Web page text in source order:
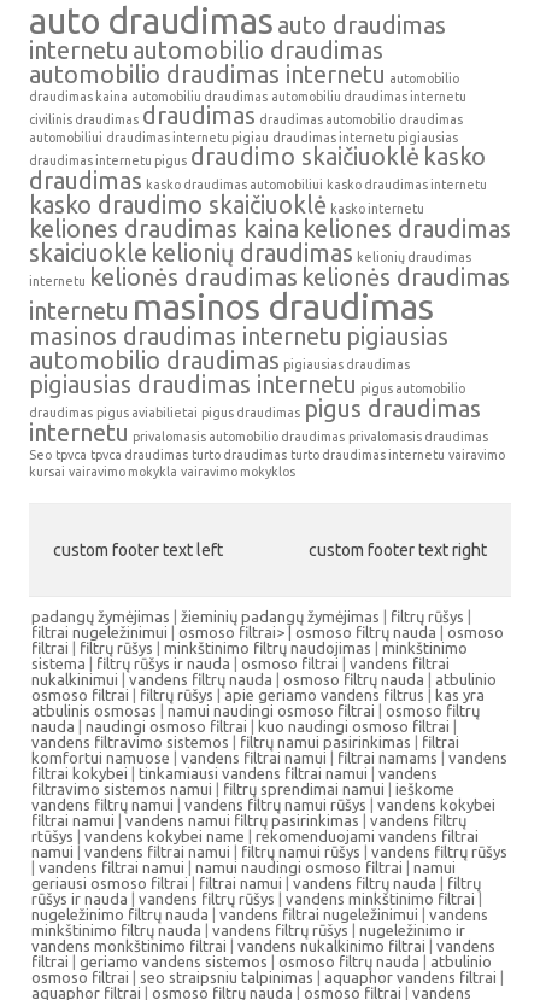
auto draudimas auto draudimas
internetu automobilio draudimas
automobilio draudimas internetu automobilio
draudimas kaina automobiliu draudimas automobiliu draudimas internetu
civilinis draudimas draudimas draudimas automobilio draudimas
automobiliui draudimas internetu pigiau draudimas internetu pigiausias
draudimas internetu pigus draudimo skaičiuoklė kasko
draudimas kasko draudimas automobiliui kasko draudimas internetu
kasko draudimo skaičiuoklė kasko internetu
keliones draudimas kaina keliones draudimas
skaiciuokle kelionių draudimas kelionių draudimas
internetu
kelionės draudimas kelionės draudimas
internetu masinos draudimas
masinos draudimas internetu pigiausias
automobilio draudimas pigiausias draudimas
pigiausias draudimas internetu pigus automobilio
draudimas pigus aviabilietai pigus draudimas pigus draudimas
internetu privalomasis automobilio draudimas privalomasis draudimas
Seo tpvca tpvca draudimas turto draudimas turto draudimas internetu vairavimo
kursai vairavimo mokykla vairavimo mokyklos
custom footer text left custom footer text right
padangų žymėjimas žieminių padangų žymėjimas filtrų rūšys
filtrai nugeležinimui
osmoso filtrai> | osmoso filtrų nauda
osmoso
filtrai
filtrų rūšys minkštinimo filtrų naudojimas
minkštinimo
sistema
filtrų rūšys ir nauda osmoso filtrai
vandens filtrai
nukalkinimui
vandens filtrų nauda osmoso filtrų nauda
atbulinio
osmoso filtrai
filtrų rūšys apie geriamo vandens filtrus
kas yra
atbulinis osmosas
namui naudingi osmoso filtrai
osmoso filtrų
nauda
naudingi osmoso filtrai kuo naudingi osmoso filtrai
vandens filtravimo sistemos
filtrų namui pasirinkimas
filtrai
komfortui namuose
vandens filtrai namui filtrai namams
vandens
filtrai kokybei
tinkamiausi vandens filtrai namui
vandens
filtravimo sistemos namui
filtrų sprendimai namui
ieškome
vandens filtrų namui
vandens filtrų namui rūšys
vandens kokybei
filtrai namui
vandens namui filtrų pasirinkimas
vandens filtrų
rtūšys
vandens kokybei name
rekomenduojami vandens filtrai
namui
vandens filtrai namui filtrų namui rūšys
vandens filtrų rūšys
vandens filtrai namui namui naudingi osmoso filtrai
namui
geriausi osmoso filtrai
filtrai namui vandens filtrų nauda
filtrų
rūšys ir nauda
vandens filtrų rūšys vandens minkštinimo filtrai
nugeležinimo filtrų nauda
vandens filtrai nugeležinimui
vandens
minkštinimo filtrų nauda
vandens filtrų rūšys
nugeležinimo ir
vandens monkštinimo filtrai
vandens nukalkinimo filtrai
vandens
filtrai
geriamo vandens sistemos osmoso filtrų nauda
atbulinio
osmoso filtrai
seo straipsniu talpinimas aquaphor vandens filtrai
aquaphor filtrai
osmoso filtrų nauda osmoso filtrai vandens